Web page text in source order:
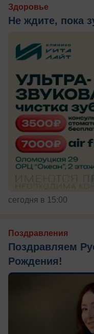
Здоровье
Не ждите, пока
сегодня в 15:00
Поздравления
Поздравляем
Рождения!